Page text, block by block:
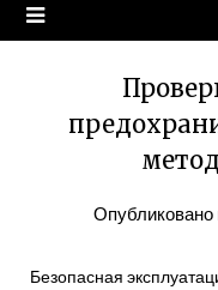
Опубликовано
Безопасная